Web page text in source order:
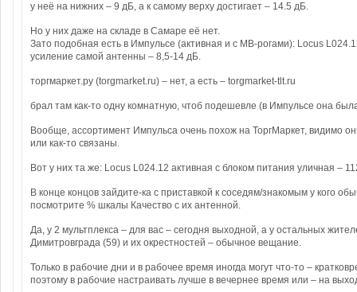
у неё на нижних – 9 дБ, а к самому верху достигает – 14.5 дБ.
Но у них даже на складе в Самаре её нет.
Зато подобная есть в Импульсе (активная и с МВ-рогами): Locus
усиление самой антенны – 8,5-14 дБ.
торгмаркет.ру (torgmarket.ru) – нет, а есть – torgmarket-tlt.ru
брал там как-то одну комнатную, чтоб подешевле (в Импульсе она
Вообще, ассортимент Импульса очень похож на ТоргМаркет, видимо
или как-то связаны.
Вот у них та же: Locus L024.12 активная с блоком питания уличная –
В конце концов зайдите-ка с приставкой к соседям/знакомым у кого
посмотрите % шкалы Качество с их антенной.
Да, у 2 мультплекса – для вас – сегодня выходной, а у остальных
Димитровграда (59) и их окрестностей – обычное вещание.
Только в рабочие дни и в рабочее время иногда могут что-то –
поэтому в рабочие настраивать лучше в вечернее время или – на